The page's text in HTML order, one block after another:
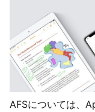
AFSについては、